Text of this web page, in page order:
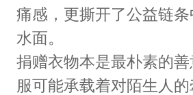
痛感，更撕开了公益链
水面。
捐赠衣物本是最朴素的
服可能承载着对陌生人